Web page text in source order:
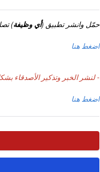
حمّل وانشر تطبيق (أي وظيفة)
اضغط هنا
- لنشر الخبر وتذكير الأصدقاء
اضغط هنا